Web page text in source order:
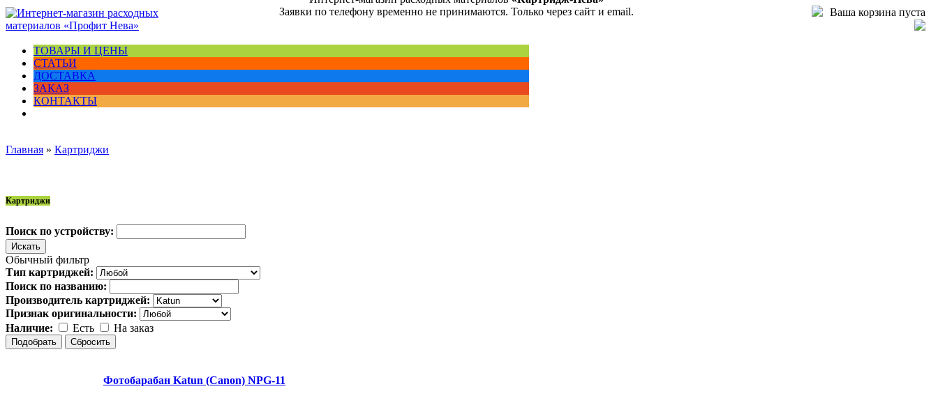
Заявки по телефону временно не принимаются. Только через сайт и email.
Ваша корзина пуста
ТОВАРЫ И ЦЕНЫ
СТАТЬИ
ДОСТАВКА
ЗАКАЗ
КОНТАКТЫ
Главная » Картриджи
Картриджи
Поиск по устройству:
Обычный фильтр
Тип картриджей:
Поиск по названию:
Производитель картриджей:
Признак оригинальности:
Наличие:
Есть На заказ
Фотобарабан Katun (Canon) NPG-11